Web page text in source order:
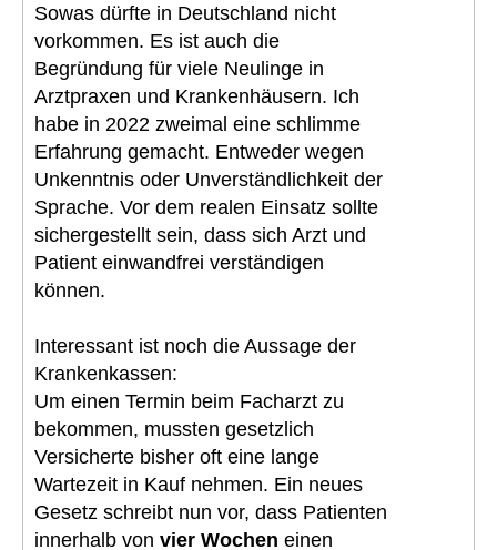
Sowas dürfte in Deutschland nicht
vorkommen. Es ist auch die
Begründung für viele Neulinge in
Arztpraxen und Krankenhäusern. Ich
habe in 2022 zweimal eine schlimme
Erfahrung gemacht. Entweder wegen
Unkenntnis oder Unverständlichkeit der
Sprache. Vor dem realen Einsatz sollte
sichergestellt sein, dass sich Arzt und
Patient einwandfrei verständigen
können.
Interessant ist noch die Aussage der
Krankenkassen:
Um einen Termin beim Facharzt zu
bekommen, mussten gesetzlich
Versicherte bisher oft eine lange
Wartezeit in Kauf nehmen. Ein neues
Gesetz schreibt nun vor, dass Patienten
innerhalb von vier Wochen einen